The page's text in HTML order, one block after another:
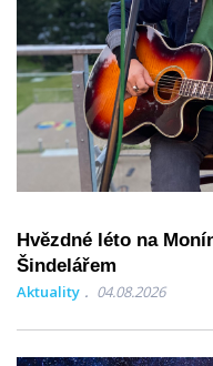
Hvězdné léto na
Šindelářem
Aktuality 04.08.2026